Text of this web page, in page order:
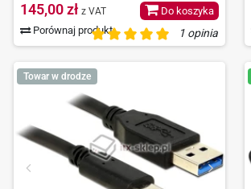
1 opinia
145,00 zł z VAT
Porównaj produkt
Do koszyka
Towar w drodze